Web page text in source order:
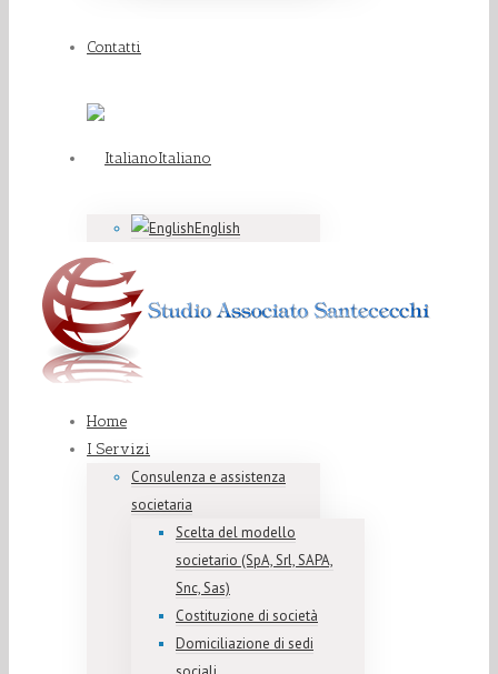
Contatti
Italiano
English
Home
I Servizi
Consulenza e assistenza
societaria
Scelta del modello
societario (SpA, Srl, SAPA,
Snc, Sas)
Costituzione di società
Domiciliazione di sedi